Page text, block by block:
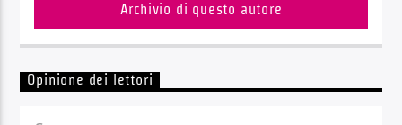
Archivio di questo autore
Opinione dei lettori